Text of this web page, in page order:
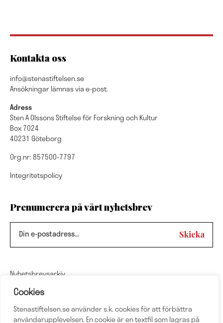
Cookies
Stenastiftelsen.se använder s.k. cookies för att förbättra
användarupplevelsen. En cookie är en textfil som lagras på
Kontakta oss
info@stenastiftelsen.se
Ansökningar lämnas via e-post.
Adress
Sten A Olssons Stiftelse för Forskning och Kultur
Box 7024
40231 Göteborg
Org.nr: 857500-7797
Integritetspolicy
Prenumerera på vårt nyhetsbrev
Nyhetsbrevsarkiv